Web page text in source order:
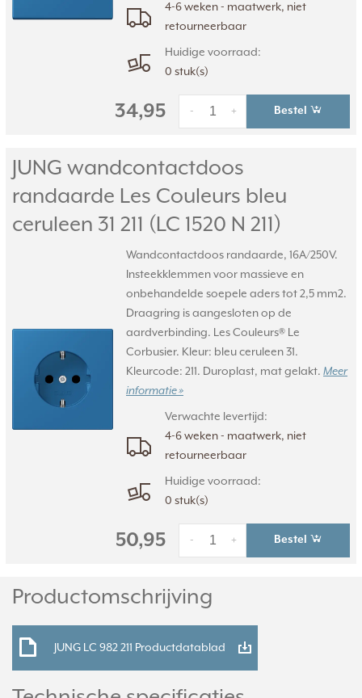
4-6 weken - maatwerk, niet
retourneerbaar
Huidige voorraad:
0 stuk(s)
34,95 +
- Bestel
JUNG wandcontactdoos
randaarde Les Couleurs bleu
ceruleen 31 211 (LC 1520 N 211)
Wandcontactdoos randaarde, 16A/250V.
Insteekklemmen voor massieve en
onbehandelde soepele aders tot 2,5 mm2.
Draagring is aangesloten op de
aardverbinding. Les Couleurs® Le
Corbusier. Kleur: bleu ceruleen 31.
Kleurcode: 211. Duroplast, mat gelakt. Meer
informatie »
Verwachte levertijd:
4-6 weken - maatwerk, niet
retourneerbaar
Huidige voorraad:
0 stuk(s)
50,95 +
- Bestel
Productomschrijving
JUNG LC 982 211 Productdatablad